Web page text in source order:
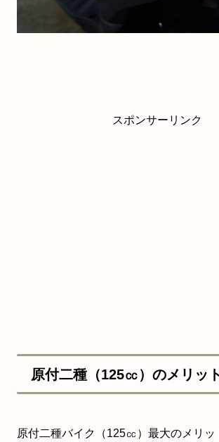
スポンサーリンク
原付二種（125㏄）のメリッ
原付二種バイク（125㏄）最大のメリッ